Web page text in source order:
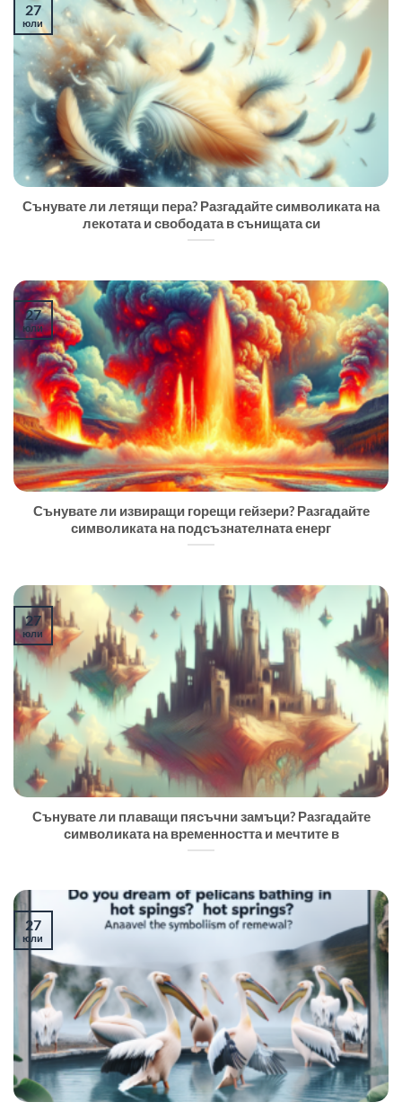
Сънувате ли летящи пера? Разгадайте символиката на
лекотата и свободата в сънищата си
27
юли
Сънувате ли извиращи горещи гейзери? Разгадайте
символиката на подсъзнателната енерг
27
юли
Сънувате ли плаващи пясъчни замъци? Разгадайте
символиката на временността и мечтите в
27
юли
27
юли